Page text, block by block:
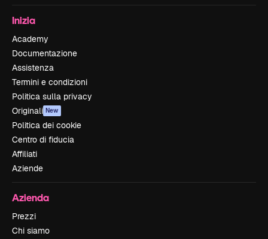
Inizia
Academy
Documentazione
Assistenza
Termini e condizioni
Politica sulla privacy
Originali New
Politica dei cookie
Centro di fiducia
Affiliati
Aziende
Azienda
Prezzi
Chi siamo